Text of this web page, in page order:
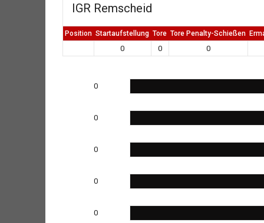
IGR Remscheid
Position Startaufstellung Tore Tore Penalty-Schießen
0 0 0
0
0
0
0
0